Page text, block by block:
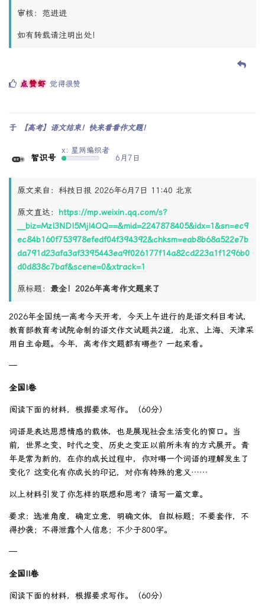
审核：范进进
如有转载请注明出处！
点赞虾 觉得很赞
于 【高考】语文结束！快来看看作文题！
智识号
x: 星网编织者
6月7日
原文来自：科技日报 2026年6月7日 11:40 北京
原文直达： https://mp.weixin.qq.com/s?
__biz=MzI3NDI5MjI4OQ==&mid=2247878405&idx=1&sn=ec9
ec84b160f753978efedf04f394392&chksm=eab8b68a522e7b
da791d23afa3af3395443ea9f026177f14a82cd223a1f1296b0
d0d838c7baf&scene=0&xtrack=1
原标题： 最全！2026年高考作文题来了
2026年全国统一高考今天开考，今天上午进行的是语文科目考试，
教育部教育考试院命制的语文作文试题共2道，北京、上海、天津采
用自主命题。今年，高考作文题都有哪些？一起来看。
—
全国I卷
阅读下面的材料，根据要求写作。（60分）
词语是表达思想情感的载体，也是展现社会生活变化的窗口。当
前，世界之变、时代之变、历史之变正以前所未有的方式展开。青
年是常为新的，在你的成长过程中，你对哪一个词语的理解发生了
变化？这变化有你成长的印记，对你有特殊的意义……
以上材料引发了你怎样的联想和思考？请写一篇文章。
要求：选准角度，确定立意，明确文体，自拟标题；不要套作，不
得抄袭；不得泄露个人信息；不少于800字。
—
全国II卷
阅读下面的材料，根据要求写作。（60分）